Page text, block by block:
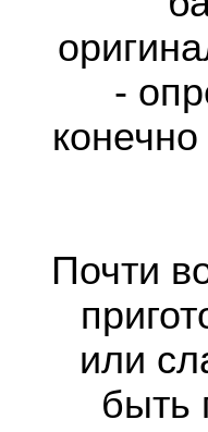
-
Почти
или
быть